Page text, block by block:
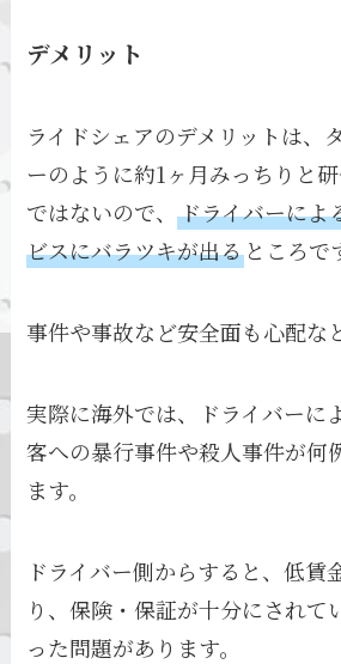
デメリット
ライドシェアのデメリットは、
ーのように約1ヶ月みっちりと
ではないので、ドライバーによ
ビスにバラツキが出る ところで
事件や事故など安全面も心配な
実際に海外では、ドライバーに
客への暴行事件や殺人事件が何
ます。
ドライバー側からすると、低賃
り、保険・保証が十分にされて
った問題があります。